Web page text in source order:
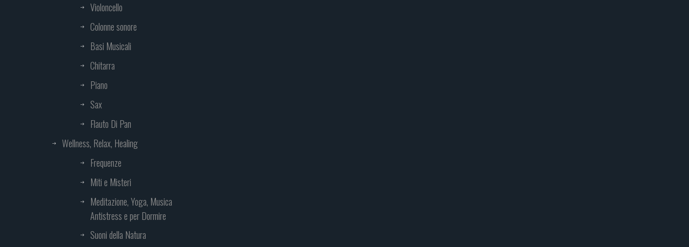
Violoncello
Colonne sonore
Basi Musicali
Chitarra
Piano
Sax
Flauto Di Pan
Wellness, Relax, Healing
Frequenze
Miti e Misteri
Meditazione, Yoga, Musica
Antistress e per Dormire
Suoni della Natura